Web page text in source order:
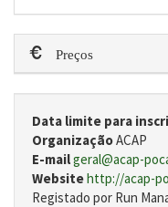
Preços
Data limite para
OrganizaçãoACAP
E-mailgeral@acap-
Websitehttp://acap-
Registado por Run